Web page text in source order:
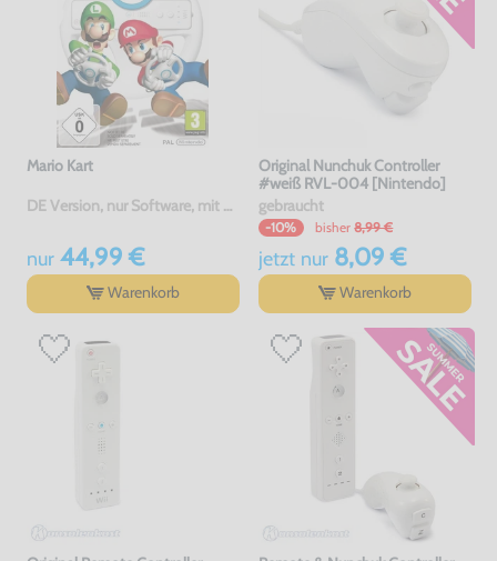
Mario Kart
DE Version, nur Software, mit OVP, gebraucht
nur44,99 €
Warenkorb
Original Nunchuk Controller
#weiß RVL-004 [Nintendo]
gebraucht
-10% bisher 8,99 €
jetzt nur8,09 €
Warenkorb